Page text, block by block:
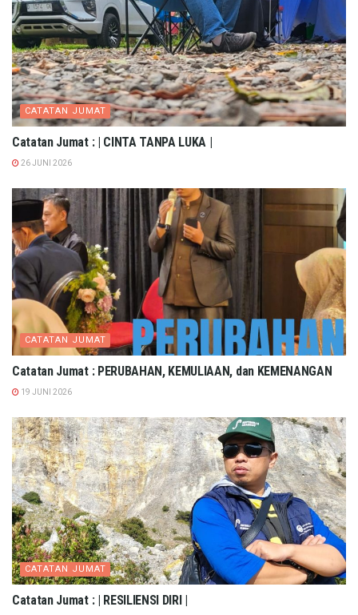
CATATAN JUMAT
Catatan Jumat : | CINTA TANPA LUKA |
26 JUNI 2026
CATATAN JUMAT
Catatan Jumat : PERUBAHAN, KEMULIAAN, dan KEMENANGAN
19 JUNI 2026
CATATAN JUMAT
Catatan Jumat : | RESILIENSI DIRI |